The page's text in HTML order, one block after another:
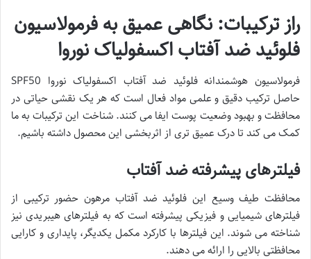
راز ترکیبات: نگاهی عمیق به فرمولاسیون
فلوئید ضد آفتاب اکسفولیاک نوروا
فرمولاسیون هوشمندانه فلوئید ضد آفتاب اکسفولیاک نوروا SPF50
حاصل ترکیب دقیق و علمی مواد فعال است که هر یک نقشی حیاتی در
محافظت و بهبود وضعیت پوست ایفا می کنند. شناخت این ترکیبات به ما
کمک می کند تا درک عمیق تری از اثربخشی این محصول داشته باشیم.
فیلترهای پیشرفته ضد آفتاب
محافظت طیف وسیع این فلوئید ضد آفتاب مرهون حضور ترکیبی از
فیلترهای شیمیایی و فیزیکی پیشرفته است که به فیلترهای هیبریدی نیز
شناخته می شوند. این فیلترها با کارکرد مکمل یکدیگر، پایداری و کارایی
محافظتی بالایی را ارائه می دهند.